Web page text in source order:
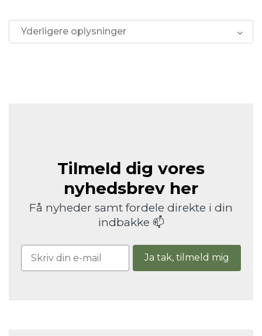
Yderligere oplysninger
Tilmeld dig vores
nyhedsbrev her
Få nyheder samt fordele direkte i din
indbakke 📫
Ja tak, tilmeld mig